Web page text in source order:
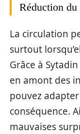
Réduction du
La circulation
surtout
Grâce à
en amont des
pouvez
conséquence.
mauvaises